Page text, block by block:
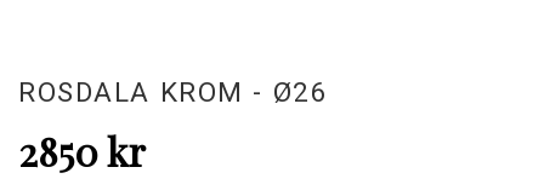
ROSDALA KROM - Ø26
2850 kr